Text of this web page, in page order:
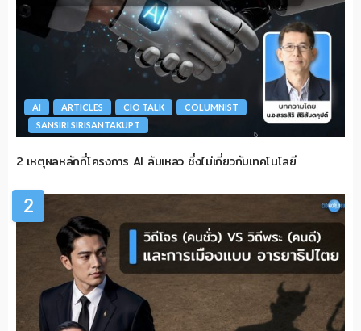
AI ARTICLES CIO TALK
COLUMNIST
SANSIRI SIRISANTAKUPT
2 เหตุผลหลักที่โครงการ AI ล้มเหลว ซึ่งไม่เกี่ยวกับเทคโนโลยี
2